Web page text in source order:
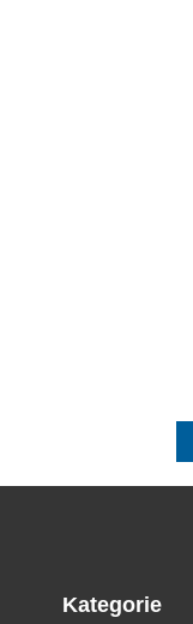
Kategorie